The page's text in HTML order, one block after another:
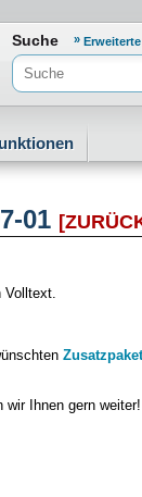
Suche
01
Volltext.
wir Ihnen gern weiter!